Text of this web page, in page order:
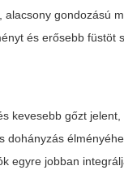
gondozású
és erősebb füstöt
kevesebb gőzt
dohányzás
egyre jobban